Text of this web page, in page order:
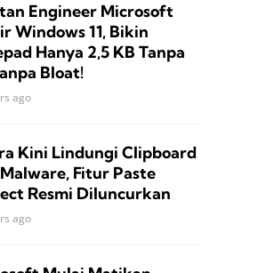
Engineer Microsoft
Windows 11, Bikin
Hanya 2,5 KB Tanpa
Bloat!
ago
Kini Lindungi Clipboard
Fitur Paste
Resmi Diluncurkan
ago